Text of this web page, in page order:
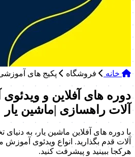
خانه فروشگاه پکیج های
دوره های آفلاین و
آلات راهسازی |ماشین یار
با دوره های آفلاین ماشین یار، به
آلات قدم بگذارید. انواع ویدئوی آموزش
هرکجا ببینید و پیشرفت کنید.